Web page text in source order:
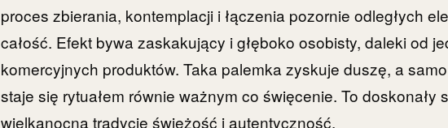
proces zbierania, kontemplacji i łączenia pozornie odległych
całość. Efekt bywa zaskakujący i głęboko osobisty, daleki od
komercyjnych produktów. Taka palemka zyskuje duszę, a
staje się rytuałem równie ważnym co święcenie. To doskonały
wielkanocną tradycję świeżość i autentyczność.